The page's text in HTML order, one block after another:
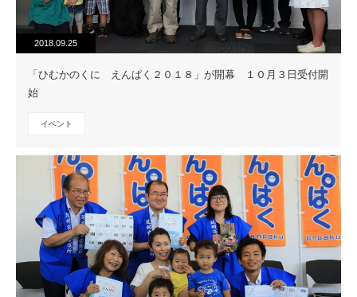
2018.09.25
「ひむかのくに えんぱく２０１８」が開幕 １０月３日受付開
始
イベント